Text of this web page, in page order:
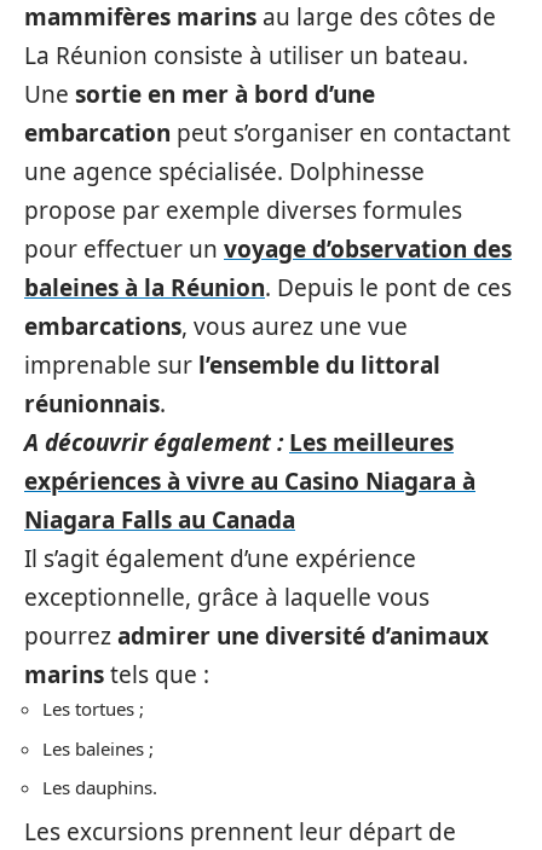
mammifères marins au large des côtes de
La Réunion consiste à utiliser un bateau.
Une sortie en mer à bord d’une
embarcation peut s’organiser en contactant
une agence spécialisée. Dolphinesse
propose par exemple diverses formules
pour effectuer un voyage d’observation des
baleines à la Réunion. Depuis le pont de ces
embarcations, vous aurez une vue
imprenable sur l’ensemble du littoral
réunionnais.
A découvrir également : Les meilleures
expériences à vivre au Casino Niagara à
Niagara Falls au Canada
Il s’agit également d’une expérience
exceptionnelle, grâce à laquelle vous
pourrezadmirer une diversité d’animaux
marinstels que :
Les tortues ;
Les baleines ;
Les dauphins.
Les excursions prennent leur départ de